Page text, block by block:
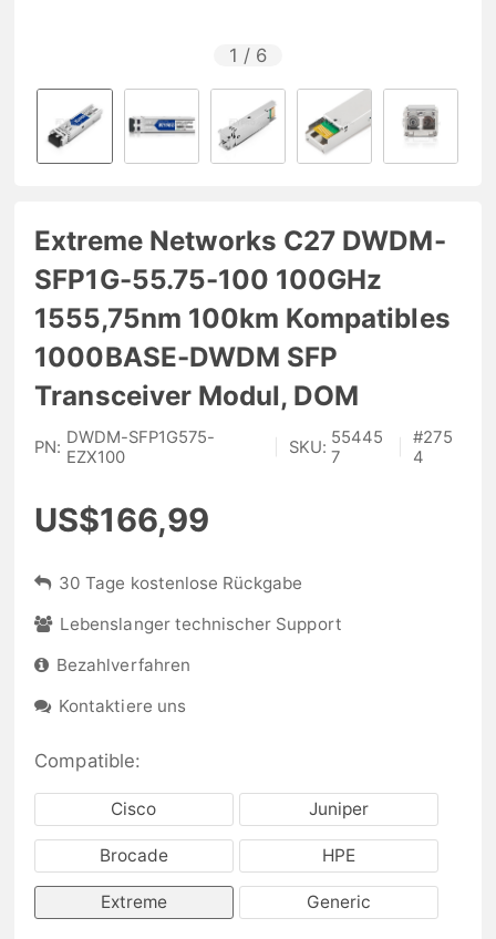
1 / 6
Extreme Networks C27 DWDM-
SFP1G-55.75-100 100GHz
1555,75nm 100km Kompatibles
1000BASE-DWDM SFP
Transceiver Modul, DOM
PN: DWDM-SFP1G575-
EZX100
SKU: 55445
7
#275
4
US$166,99
30 Tage kostenlose Rückgabe
Lebenslanger technischer Support
Bezahlverfahren
Kontaktiere uns
Compatible:
Cisco Juniper
Brocade HPE
Extreme Generic